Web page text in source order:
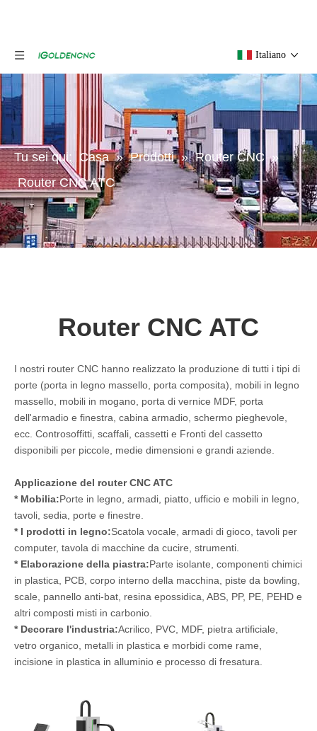
Italiano
Tu sei qui: Casa » Prodotti » Router CNC »
Router CNC ATC
Router CNC ATC
I nostri router CNC hanno realizzato la produzione di tutti i tipi di
porte (porta in legno massello, porta composita), mobili in legno
massello, mobili in mogano, porta di vernice MDF, porta
dell'armadio e finestra, cabina armadio, schermo pieghevole,
ecc. Controsoffitti, scaffali, cassetti e Fronti del cassetto
disponibili per piccole, medie dimensioni e grandi aziende.
Applicazione del router CNC ATC
* Mobilia:Porte in legno, armadi, piatto, ufficio e mobili in legno,
tavoli, sedia, porte e finestre.
* I prodotti in legno:Scatola vocale, armadi di gioco, tavoli per
computer, tavola di macchine da cucire, strumenti.
* Elaborazione della piastra:Parte isolante, componenti chimici
in plastica, PCB, corpo interno della macchina, piste da bowling,
scale, pannello anti-bat, resina epossidica, ABS, PP, PE, PEHD e
altri composti misti in carbonio.
* Decorare l'industria:Acrilico, PVC, MDF, pietra artificiale,
vetro organico, metalli in plastica e morbidi come rame,
incisione in plastica in alluminio e processo di fresatura.